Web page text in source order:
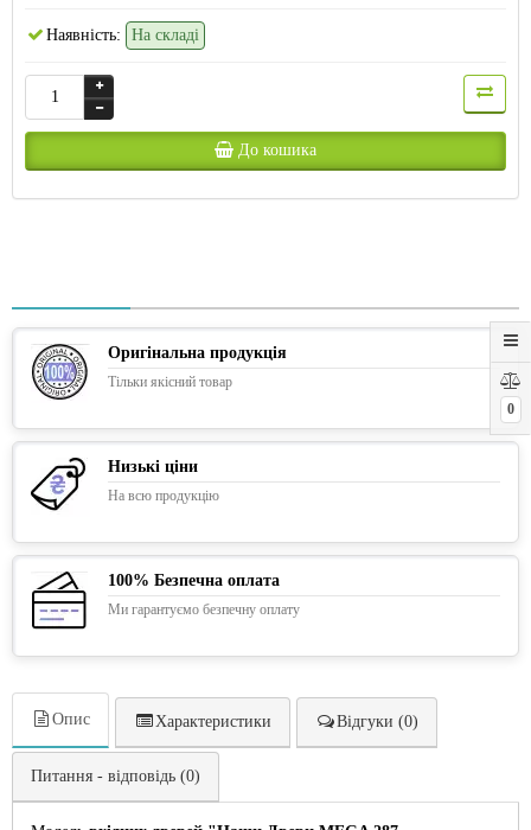
0
Наявність: На складі
До кошика
Оригінальна продукція
Тільки якісний товар
Низькі ціни
На всю продукцію
100% Безпечна оплата
Ми гарантуємо безпечну оплату
Опис Характеристики Відгуки (0)
Питання - відповідь (0)